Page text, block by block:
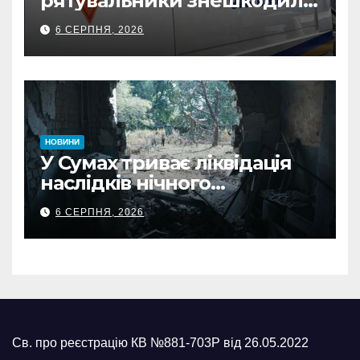
500-кілограмову авіабомбу
росіян
6 СЕРПНЯ, 2026
НОВИНИ
У Сумах триває ліквідація
наслідків нічного
масованого удару КАБами
6 СЕРПНЯ, 2026
Св. про реєстрацію КВ №881-703Р від 26.05.2022